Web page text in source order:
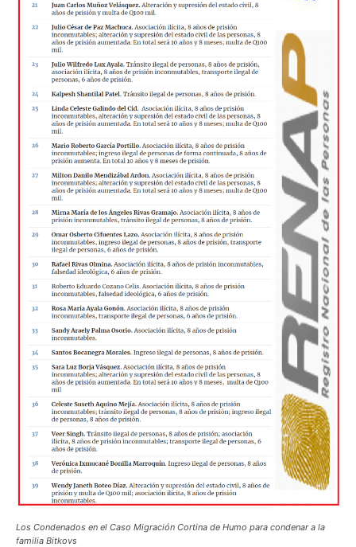
Los Condenados en el Caso Migración Cortina de Humo para condenar a la
familia Bitkovs